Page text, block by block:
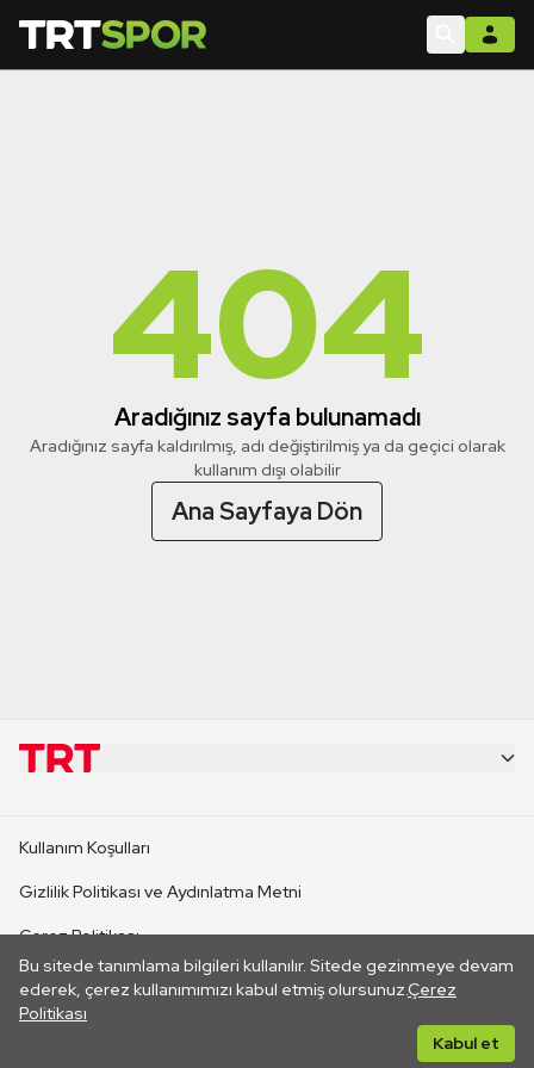
404
Aradığınız sayfa bulunamadı
Aradığınız sayfa kaldırılmış, adı değiştirilmiş ya da geçici olarak
kullanım dışı olabilir
Ana Sayfaya Dön
Bu sitede tanımlama bilgileri kullanılır. Sitede gezinmeye devam
ederek, çerez kullanımımızı kabul etmiş olursunuz.Çerez
Politikası
Kabul et
CANLI YAYINLAR
Kullanım Koşulları
Gizlilik Politikası ve Aydınlatma Metni
Çerez Politikası
İletişim
Her hakkı saklıdır. ©2026 TRT. Bağlantı yoluyla gidilen dış